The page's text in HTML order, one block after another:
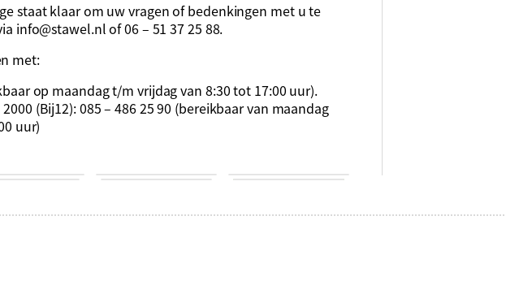
staat klaar om uw vragen of bedenkingen met u te
info@stawel.nlof 06 – 51 37 25 88.
met:
op maandag t/m vrijdag van 8:30 tot 17:00 uur).
(Bij12): 085 – 486 25 90 (bereikbaar van maandag
uur)